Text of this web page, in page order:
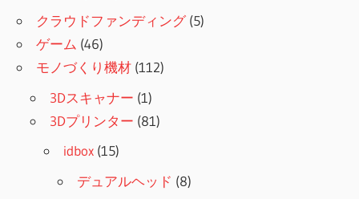
クラウドファンディング(5)
ゲーム (46)
モノづくり機材 (112)
3Dスキャナー (1)
3Dプリンター (81)
idbox (15)
デュアルヘッド (8)